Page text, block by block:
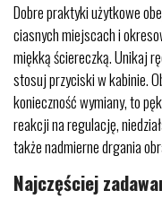
Dobre praktyki użytkowe
ciasnych miejscach i
miękką ściereczką. Unikaj
stosuj przyciski w kabinie.
konieczność wymiany, to
reakcji na regulację,
także nadmierne drgania
Najczęściej